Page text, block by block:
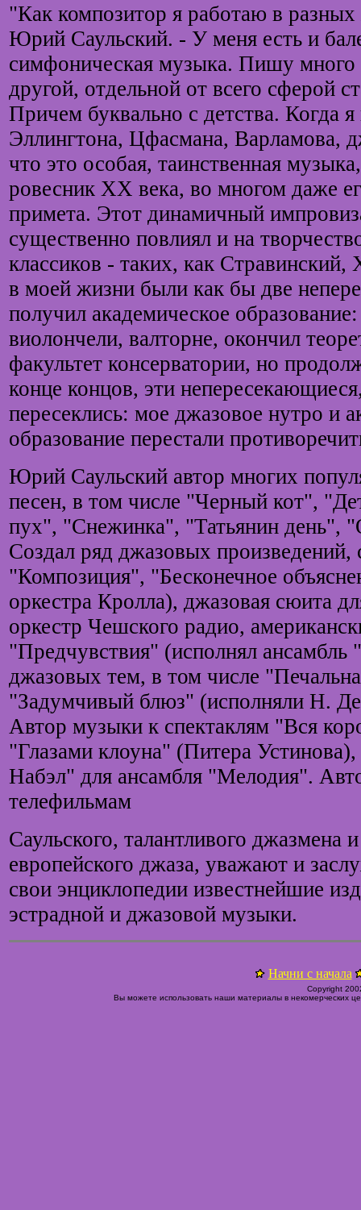
"Как композитор я работаю в
Юрий Саульский. - У меня есть и
симфоническая музыка. Пишу много
другой, отдельной от всего сферой
Причем буквально с детства. Когда
Эллингтона, Цфасмана, Варламова,
что это особая, таинственная
ровесник ХХ века, во многом даже
примета. Этот динамичный
существенно повлиял и на
классиков - таких, как
в моей жизни были как бы две
получил академическое
виолончели, валторне, окончил
факультет консерватории, но
конце концов, эти
пересеклись: мое джазовое нутро и
образование перестали
Юрий Саульский автор многих
песен, в том числе "Черный кот",
пух", "Снежинка", "Татьянин день",
Создал ряд джазовых произведений,
"Композиция", "Бесконечное
оркестра Кролла), джазовая сюита
оркестр Чешского радио,
"Предчувствия" (исполнял ансамбль
джазовых тем, в том числе
"Задумчивый блюз" (исполняли Н.
Автор музыки к спектаклям "Вся
"Глазами клоуна" (Питера
Набэл" для ансамбля "Мелодия".
телефильмам
Саульского, талантливого джазмена
европейского джаза, уважают и
свои энциклопедии известнейшие
эстрадной и джазовой музыки.
Начни с начала
Copyright
Вы можете использовать наши материалы в некомерческих